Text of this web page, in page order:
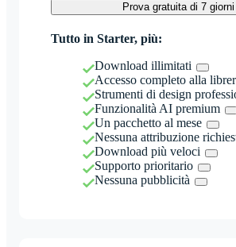
Prova gratuita di 7 giorni
Tutto in Starter, più:
Download illimitati
Accesso completo alla
Strumenti di design
Funzionalità AI premium
Un pacchetto al mese
Nessuna attribuzione
Download più veloci
Supporto prioritario
Nessuna pubblicità